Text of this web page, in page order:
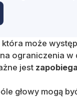
może
ograniczenia
jest
głowy mogą